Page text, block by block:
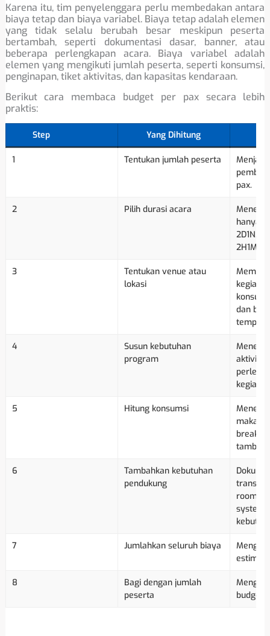
Karena itu, tim penyelenggara perlu membedakan antara
biaya tetap dan biaya variabel. Biaya tetap adalah elemen
yang tidak selalu berubah besar meskipun peserta
bertambah, seperti dokumentasi dasar, banner, atau
beberapa perlengkapan acara. Biaya variabel adalah
elemen yang mengikuti jumlah peserta, seperti konsumsi,
penginapan, tiket aktivitas, dan kapasitas kendaraan.
Berikut cara membaca budget per pax secara lebih
praktis:
Step Yang Dihitung
1 Tentukan jumlah peserta
Menjadi
pax.
2 Pilih durasi acara
hanya
2D1N,
2H1M.
3
Tentukan venue atau
lokasi
dan
tempat.
4
Susun kebutuhan
program
5 Hitung konsumsi
makan
break,
6
Tambahkan kebutuhan
pendukung
room,
system,
7 Jumlahkan seluruh biaya
8
Bagi dengan jumlah
peserta
budget